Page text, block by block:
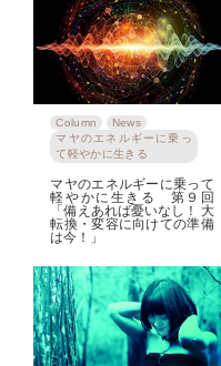
Column
News
マヤのエネルギーに乗っ
て軽やかに生きる
マヤのエネルギーに乗って
軽やかに生きる 第９回
「備えあれば憂いなし！ 大
転換・変容に向けての準備
は今！」